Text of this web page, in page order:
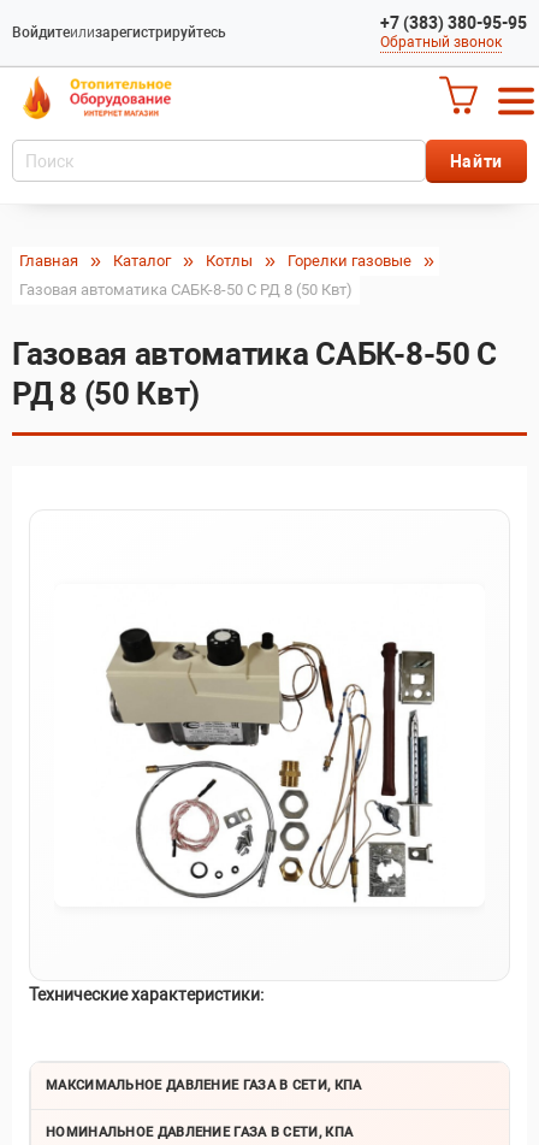
Войдитеилизарегистрируйтесь +7 (383) 380-95-95
Обратный звонок
Главная Каталог Котлы
Горелки газовые
Газовая автоматика САБК-8-50 С РД 8 (50 Квт)
Газовая автоматика САБК-8-50 С
РД 8 (50 Квт)
Технические характеристики:
МАКСИМАЛЬНОЕ ДАВЛЕНИЕ ГАЗА В СЕТИ, КПА
НОМИНАЛЬНОЕ ДАВЛЕНИЕ ГАЗА В СЕТИ, КПА